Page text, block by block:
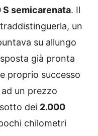
S semicarenata. Il
un
su allungo
già pronta
proprio successo
un prezzo
dei 2.000
chilometri